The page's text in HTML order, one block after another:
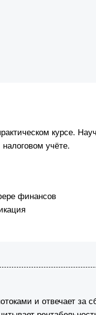
курсе.
учёте.
финансов
и отвечает